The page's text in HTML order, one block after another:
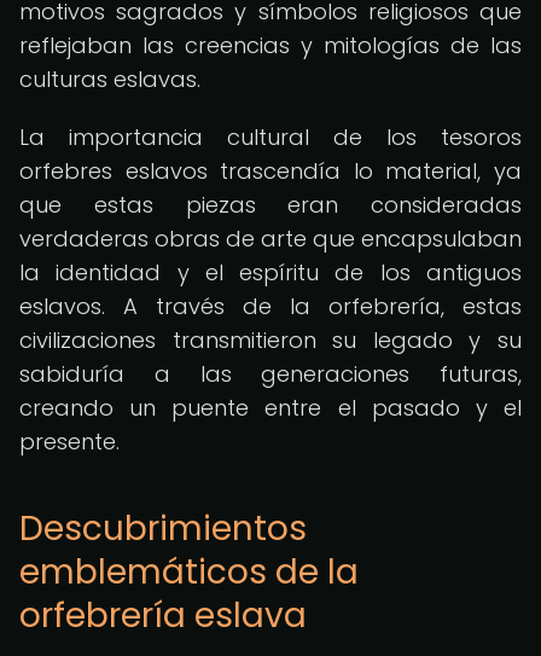
motivos sagrados y símbolos religiosos que
reflejaban las creencias y mitologías de las
culturas eslavas.
La importancia cultural de los tesoros
orfebres eslavos trascendía lo material, ya
que estas piezas eran consideradas
verdaderas obras de arte que encapsulaban
la identidad y el espíritu de los antiguos
eslavos. A través de la orfebrería, estas
civilizaciones transmitieron su legado y su
sabiduría a las generaciones futuras,
creando un puente entre el pasado y el
presente.
Descubrimientos
emblemáticos de la
orfebrería eslava